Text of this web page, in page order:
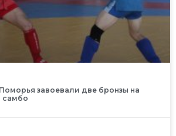
завоевали две бронзы на
самбо